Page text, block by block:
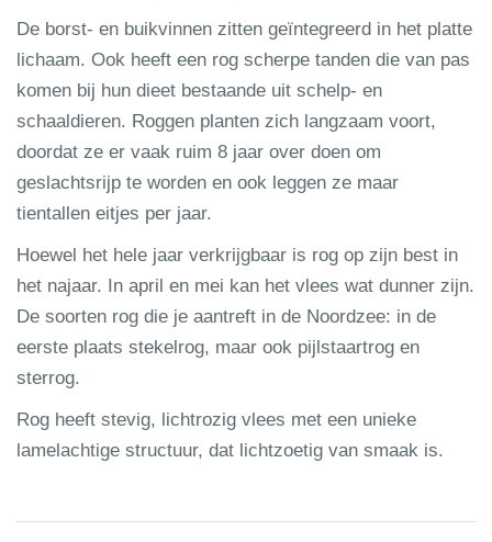
De borst- en buikvinnen zitten geïntegreerd in het platte
lichaam. Ook heeft een rog scherpe tanden die van pas
komen bij hun dieet bestaande uit schelp- en
schaaldieren. Roggen planten zich langzaam voort,
doordat ze er vaak ruim 8 jaar over doen om
geslachtsrijp te worden en ook leggen ze maar
tientallen eitjes per jaar.
Hoewel het hele jaar verkrijgbaar is rog op zijn best in
het najaar. In april en mei kan het vlees wat dunner zijn.
De soorten rog die je aantreft in de Noordzee: in de
eerste plaats stekelrog, maar ook pijlstaartrog en
sterrog.
Rog heeft stevig, lichtrozig vlees met een unieke
lamelachtige structuur, dat lichtzoetig van smaak is.